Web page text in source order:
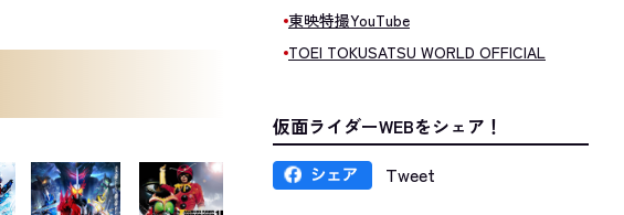
東映特撮YouTube
TOEI TOKUSATSU WORLD OFFICIAL
仮面ライダーWEBをシェア！
Tweet